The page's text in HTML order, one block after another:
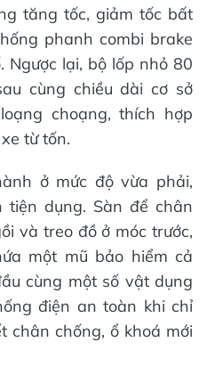
tăng tốc, giảm tốc bất
phanh combi brake
Ngược lại, bộ lốp nhỏ 80
cùng chiều dài cơ sở
choạng, thích hợp
từ tốn.
ở mức độ vừa phải,
dụng. Sàn để chân
và treo đồ ở móc trước,
một mũ bảo hiểm cả
cùng một số vật dụng
điện an toàn khi chỉ
chân chống, ổ khoá mới